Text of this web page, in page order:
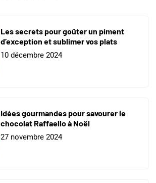
Les secrets pour goûter un piment
d’exception et sublimer vos plats
10 décembre 2024
Idées gourmandes pour savourer le
chocolat Raffaello à Noël
27 novembre 2024